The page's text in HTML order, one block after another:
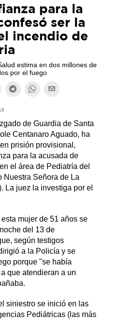
para la
ser la
incendio de
estima en dos millones de
por el fuego
de Guardia de Santa
Centanaro Aguado, ha
prisión provisional,
para la acusada de
el área de Pediatría del
Nuestra Señora de La
La juez la investiga por el
mujer de 51 años se
del 13 de
según testigos
a la Policía y se
porque "se había
que atendieran a un
siniestro se inició en las
Pediátricas (las más